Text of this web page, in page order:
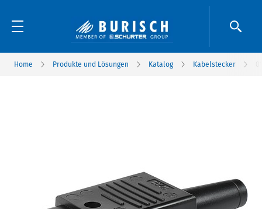
Home Produkte und Lösungen Katalog Kabelstecker